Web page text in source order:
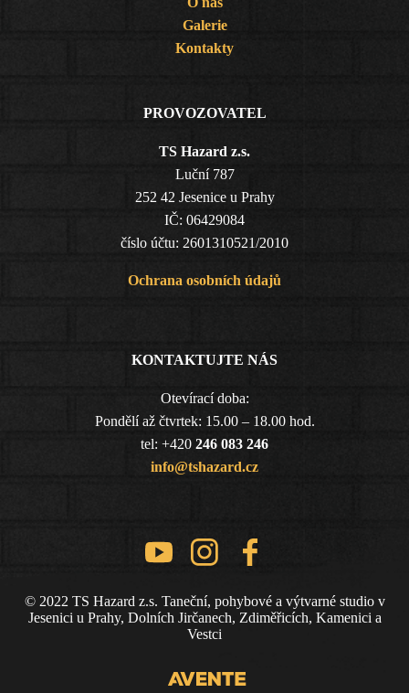
Galerie
Kontakty
PROVOZOVATEL
TS Hazard z.s.
Luční 787
252 42 Jesenice u Prahy
IČ: 06429084
číslo účtu: 2601310521/2010
Ochrana osobních údajů
KONTAKTUJTE NÁS
Otevírací doba:
Pondělí až čtvrtek: 15.00 – 18.00 hod.
tel: +420 246 083 246
info@tshazard.cz
© 2022 TS Hazard z.s. Taneční, pohybové a výtvarné studio v
Jesenici u Prahy, Dolních Jirčanech, Zdiměřicích, Kamenici a
Vestci